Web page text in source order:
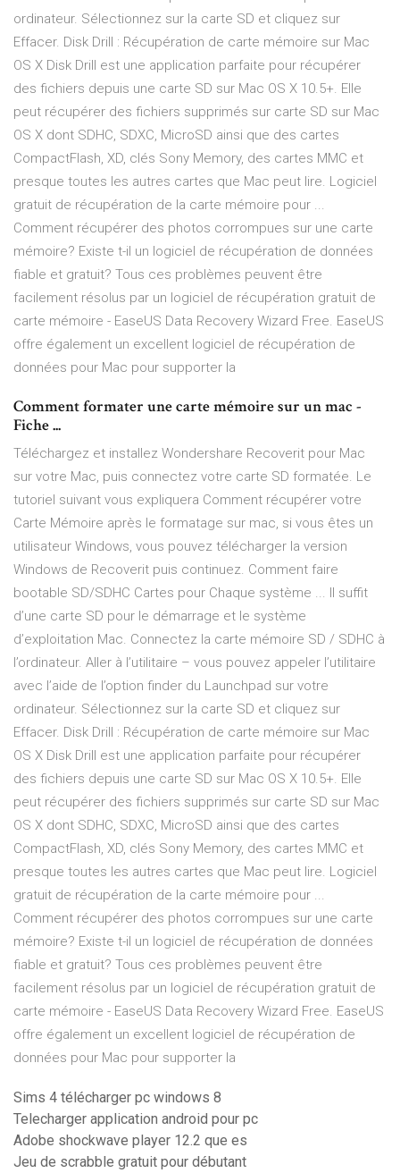
ordinateur. Sélectionnez sur la carte SD et cliquez sur
Effacer. Disk Drill : Récupération de carte mémoire sur Mac
OS X Disk Drill est une application parfaite pour récupérer
des fichiers depuis une carte SD sur Mac OS X 10.5+. Elle
peut récupérer des fichiers supprimés sur carte SD sur Mac
OS X dont SDHC, SDXC, MicroSD ainsi que des cartes
CompactFlash, XD, clés Sony Memory, des cartes MMC et
presque toutes les autres cartes que Mac peut lire. Logiciel
gratuit de récupération de la carte mémoire pour ...
Comment récupérer des photos corrompues sur une carte
mémoire? Existe t-il un logiciel de récupération de données
fiable et gratuit? Tous ces problèmes peuvent être
facilement résolus par un logiciel de récupération gratuit de
carte mémoire - EaseUS Data Recovery Wizard Free. EaseUS
offre également un excellent logiciel de récupération de
données pour Mac pour supporter la
Comment formater une carte mémoire sur un mac -
Fiche ...
Téléchargez et installez Wondershare Recoverit pour Mac
sur votre Mac, puis connectez votre carte SD formatée. Le
tutoriel suivant vous expliquera Comment récupérer votre
Carte Mémoire après le formatage sur mac, si vous êtes un
utilisateur Windows, vous pouvez télécharger la version
Windows de Recoverit puis continuez. Comment faire
bootable SD/SDHC Cartes pour Chaque système ... Il suffit
d’une carte SD pour le démarrage et le système
d’exploitation Mac. Connectez la carte mémoire SD / SDHC à
l’ordinateur. Aller à l’utilitaire – vous pouvez appeler l’utilitaire
avec l’aide de l’option finder du Launchpad sur votre
ordinateur. Sélectionnez sur la carte SD et cliquez sur
Effacer. Disk Drill : Récupération de carte mémoire sur Mac
OS X Disk Drill est une application parfaite pour récupérer
des fichiers depuis une carte SD sur Mac OS X 10.5+. Elle
peut récupérer des fichiers supprimés sur carte SD sur Mac
OS X dont SDHC, SDXC, MicroSD ainsi que des cartes
CompactFlash, XD, clés Sony Memory, des cartes MMC et
presque toutes les autres cartes que Mac peut lire. Logiciel
gratuit de récupération de la carte mémoire pour ...
Comment récupérer des photos corrompues sur une carte
mémoire? Existe t-il un logiciel de récupération de données
fiable et gratuit? Tous ces problèmes peuvent être
facilement résolus par un logiciel de récupération gratuit de
carte mémoire - EaseUS Data Recovery Wizard Free. EaseUS
offre également un excellent logiciel de récupération de
données pour Mac pour supporter la
Sims 4 télécharger pc windows 8
Telecharger application android pour pc
Adobe shockwave player 12.2 que es
Jeu de scrabble gratuit pour débutant